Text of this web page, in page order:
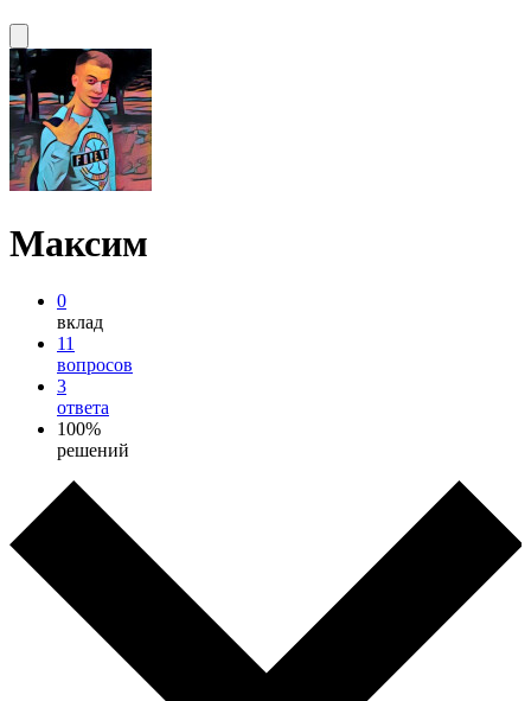
Максим
0
вклад
11
вопросов
3
ответа
100%
решений